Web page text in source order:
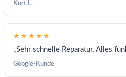
Kurt L.
★★★★★
„Sehr schnelle Reparatur. Alles
Google-Kunde